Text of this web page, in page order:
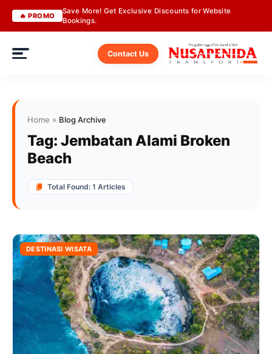
🔥 PROMO
Save More! Get Exclusive Discounts for Website
Bookings.
Contact Us
Home » Blog Archive
Tag: Jembatan Alami Broken
Beach
Total Found: 1 Articles
DESTINASI WISATA